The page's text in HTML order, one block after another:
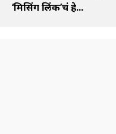
‘मिसिंग लिंक’चं हे...